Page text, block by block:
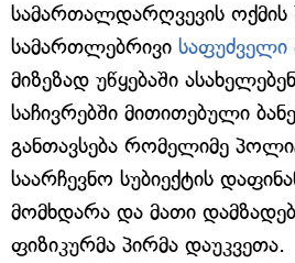
სამართალდარღვევის ოქმის
სამართლებრივი საფუძველი
მიზეზად უწყებაში
საჩივრებში მითითებული
განთავსება რომელიმე
საარჩევნო სუბიექტის
მომხდარა და მათი
ფიზიკურმა პირმა დაუკვეთა.